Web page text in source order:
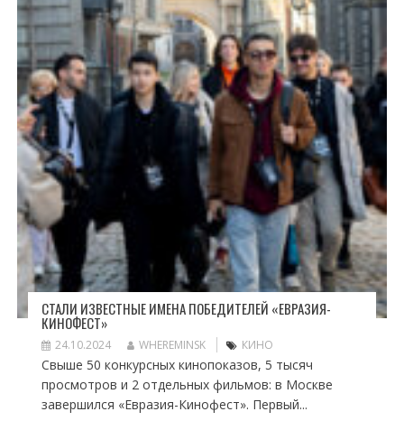
СТАЛИ ИЗВЕСТНЫЕ ИМЕНА ПОБЕДИТЕЛЕЙ «ЕВРАЗИЯ-
КИНОФЕСТ»
24.10.2024 WHEREMINSK КИНО
Свыше 50 конкурсных кинопоказов, 5 тысяч
просмотров и 2 отдельных фильмов: в Москве
завершился «Евразия-Кинофест». Первый...